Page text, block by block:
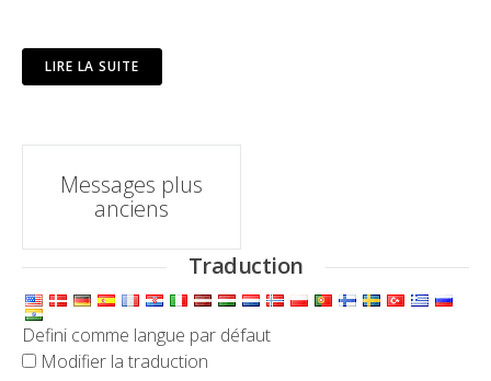
LIRE LA SUITE
Navigation
messages
Messages plus
anciens
Traduction
Defini comme langue par défaut
Modifier la traduction